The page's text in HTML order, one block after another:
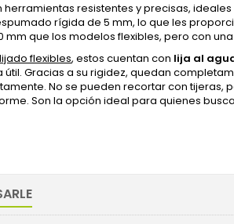
herramientas resistentes y precisas,
rígida de 5 mm, lo que les
mm que los modelos flexibles, pero con
flexibles, estos cuentan con lija al
Gracias a su rigidez, quedan
No se pueden recortar con tijeras,
Son la opción ideal para quienes